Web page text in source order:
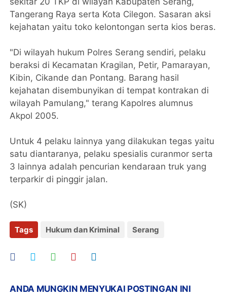
Tangerang Raya serta Kota Cilegon. Sasaran aksi
kejahatan yaitu toko kelontongan serta kios beras.
"Di wilayah hukum Polres Serang sendiri, pelaku
beraksi di Kecamatan Kragilan, Petir, Pamarayan,
Kibin, Cikande dan Pontang. Barang hasil
kejahatan disembunyikan di tempat kontrakan di
wilayah Pamulang," terang Kapolres alumnus
Akpol 2005.
Untuk 4 pelaku lainnya yang dilakukan tegas yaitu
satu diantaranya, pelaku spesialis curanmor serta
3 lainnya adalah pencurian kendaraan truk yang
terparkir di pinggir jalan.
(SK)
Tags Hukum dan Kriminal Serang
ANDA MUNGKIN MENYUKAI POSTINGAN INI